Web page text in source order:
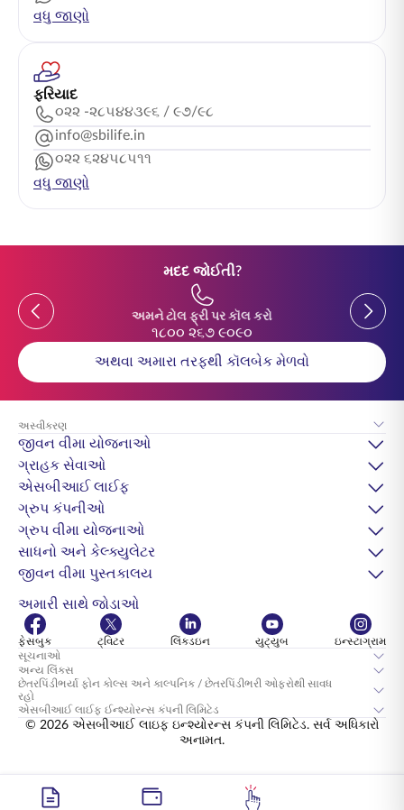
વધુ જાણો
ફરિયાદ
૦૨૨ -૨૮૫૪૪૩૯૬ / ૯૭/૯૮
info@sbilife.in
૦૨૨ ૬૨૪૫૮૫૧૧
વધુ જાણો
મદદ જોઈતી?
Previous
અમને ટોલ ફ્રી પર કૉલ કરો
૧૮૦૦ ૨૬૭ ૯૦૯૦
Previous
અથવા અમારા તરફથી કૉલબેક મેળવો
અસ્વીકરણ
જીવન વીમા યોજનાઓ
ગ્રાહક સેવાઓ
એસબીઆઈ લાઈફ
ગ્રુપ કંપનીઓ
ગ્રુપ વીમા યોજનાઓ
સાધનો અને કેલ્ક્યુલેટર
જીવન વીમા પુસ્તકાલય
અમારી સાથે જોડાઓ
ફેસબુક ટ્વિટર લિંક્ડઇન યુટ્યુબ
ઇન્સ્ટાગ્રામ
સૂચનાઓ
અન્ય લિંક્સ
છેતરપિંડીભર્યા ફોન કોલ્સ અને કાલ્પનિક / છેતરપિંડીભરી ઓફરોથી સાવધ
રહો
એસબીઆઈ લાઈફ ઈન્શ્યોરન્સ કંપની લિમિટેડ
© 2026 એસબીઆઈ લાઇફ ઇન્શ્યોરન્સ કંપની લિમિટેડ. સર્વ અધિકારો
અનામત.